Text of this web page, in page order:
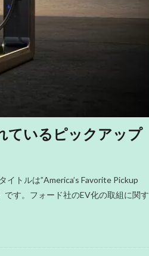
ているピックアップ
トルは”America’s Favorite Pickup
す。フォード社のEV化の取組に関す